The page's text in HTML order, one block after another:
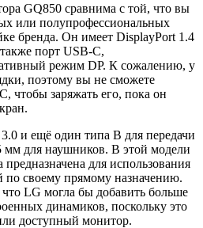
GQ850 сравнима с той, что вы
или полупрофессиональных
бренда. Он имеет DisplayPort 1.4
порт USB-C,
режим DP. К сожалению, у
поэтому вы не сможете
чтобы заряжать его, пока он
и ещё один типа B для передачи
мм для наушников. В этой модели
для использования
по своему прямому назначению.
LG могла бы добавить больше
динамиков, поскольку это
доступный монитор.